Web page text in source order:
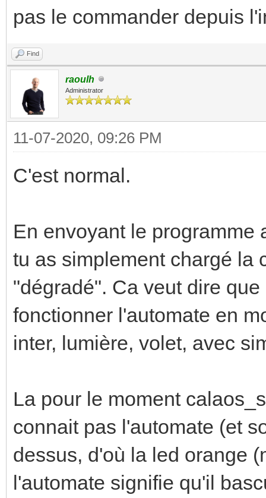
pas le commander depuis
Find
raoulh
Administrator
11-07-2020, 09:26 PM
C'est normal.
En envoyant le programme
tu as simplement chargé la
"dégradé". Ca veut dire
fonctionner l'automate en
inter, lumière, volet, avec
La pour le moment
connait pas l'automate (et
dessus, d'où la led orange
l'automate signifie qu'il